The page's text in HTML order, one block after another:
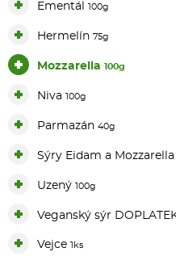
Ementál 100g
Hermelín 75g
+ Mozzarella 100g
Niva 100g
Parmazán 40g
Sýry Eidam a Mozzarella
Uzený 100g
Veganský sýr
Vejce 1ks